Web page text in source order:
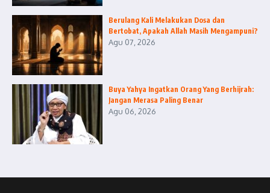
Berulang Kali Melakukan Dosa dan
Bertobat, Apakah Allah Masih Mengampuni?
Agu 07, 2026
Buya Yahya Ingatkan Orang Yang Berhijrah:
Jangan Merasa Paling Benar
Agu 06, 2026